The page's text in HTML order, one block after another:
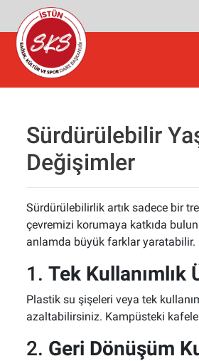
Sürdürülebilir
Değişimler
Sürdürülebilirlik artık sadece bir
çevremizi korumaya katkıda
anlamda büyük farklar yaratabilir.
1. Tek Kullanımlık
Plastik su şişeleri veya tek
azaltabilirsiniz. Kampüsteki
2. Geri Dönüşüm